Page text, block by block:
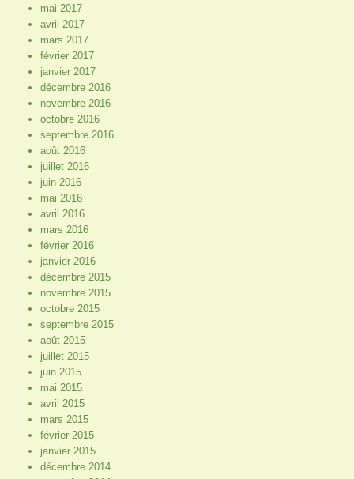
mai 2017
avril 2017
mars 2017
février 2017
janvier 2017
décembre 2016
novembre 2016
octobre 2016
septembre 2016
août 2016
juillet 2016
juin 2016
mai 2016
avril 2016
mars 2016
février 2016
janvier 2016
décembre 2015
novembre 2015
octobre 2015
septembre 2015
août 2015
juillet 2015
juin 2015
mai 2015
avril 2015
mars 2015
février 2015
janvier 2015
décembre 2014